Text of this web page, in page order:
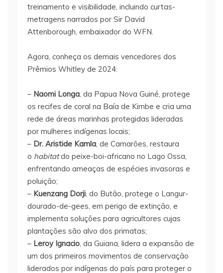
treinamento e visibilidade, incluindo curtas-
metragens narrados por Sir David
Attenborough, embaixador do WFN.
Agora, conheça os demais vencedores dos
Prêmios Whitley de 2024:
– Naomi Longa, da Papua Nova Guiné, protege
os recifes de coral na Baía de Kimbe e cria uma
rede de áreas marinhas protegidas lideradas
por mulheres indígenas locais;
– Dr. Aristide Kamla, de Camarões, restaura
o habitatdo peixe-boi-africano no Lago Ossa,
enfrentando ameaças de espécies invasoras e
poluição;
– Kuenzang Dorji, do Butão, protege o Langur-
dourado-de-gees, em perigo de extinção, e
implementa soluções para agricultores cujas
plantações são alvo dos primatas;
– Leroy Ignacio, da Guiana, lidera a expansão de
um dos primeiros movimentos de conservação
liderados por indígenas do país para proteger o